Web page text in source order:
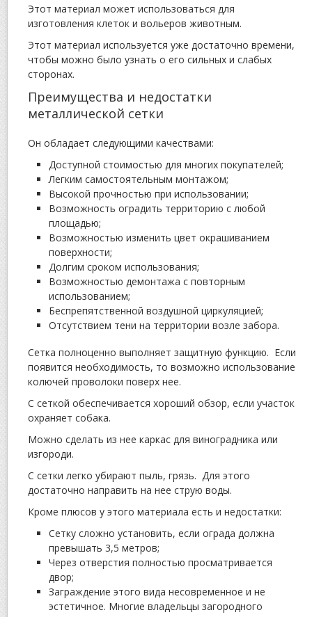
Этот материал может использоваться для
изготовления клеток и вольеров животным.
Этот материал используется уже достаточно времени,
чтобы можно было узнать о его сильных и слабых
сторонах.
Преимущества и недостатки
металлической сетки
Он обладает следующими качествами:
Доступной стоимостью для многих покупателей;
Легким самостоятельным монтажом;
Высокой прочностью при использовании;
Возможность оградить территорию с любой
площадью;
Возможностью изменить цвет окрашиванием
поверхности;
Долгим сроком использования;
Возможностью демонтажа с повторным
использованием;
Беспрепятственной воздушной циркуляцией;
Отсутствием тени на территории возле забора.
Сетка полноценно выполняет защитную функцию. Если
появится необходимость, то возможно использование
колючей проволоки поверх нее.
С сеткой обеспечивается хороший обзор, если участок
охраняет собака.
Можно сделать из нее каркас для виноградника или
изгороди.
С сетки легко убирают пыль, грязь. Для этого
достаточно направить на нее струю воды.
Кроме плюсов у этого материала есть и недостатки:
Сетку сложно установить, если ограда должна
превышать 3,5 метров;
Через отверстия полностью просматривается
двор;
Заграждение этого вида несовременное и не
эстетичное. Многие владельцы загородного